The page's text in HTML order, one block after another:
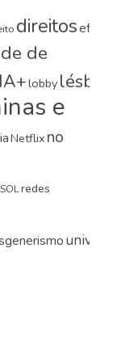
direitos
de
lobby
e
Netflix no
redes